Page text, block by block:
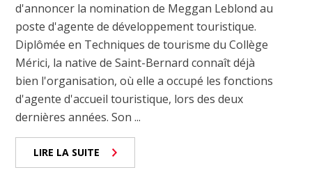
d'annoncer la nomination de Meggan Leblond au
poste d'agente de développement touristique.
Diplômée en Techniques de tourisme du Collège
Mérici, la native de Saint-Bernard connaît déjà
bien l'organisation, où elle a occupé les fonctions
d'agente d'accueil touristique, lors des deux
dernières années. Son ...
LIRE LA SUITE